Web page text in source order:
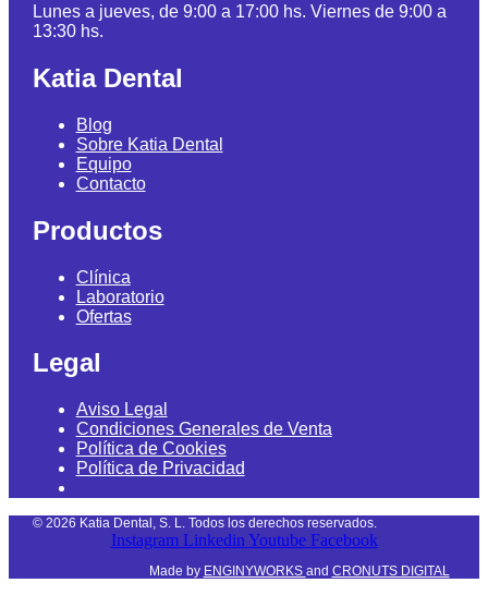
Lunes a jueves, de 9:00 a 17:00 hs. Viernes de 9:00 a
13:30 hs.
Katia Dental
Blog
Sobre Katia Dental
Equipo
Contacto
Productos
Clínica
Laboratorio
Ofertas
Legal
Aviso Legal
Condiciones Generales de Venta
Política de Cookies
Política de Privacidad
© 2026 Katia Dental, S. L. Todos los derechos reservados.
Instagram Linkedin Youtube Facebook
Made by ENGINYWORKS and CRONUTS DIGITAL